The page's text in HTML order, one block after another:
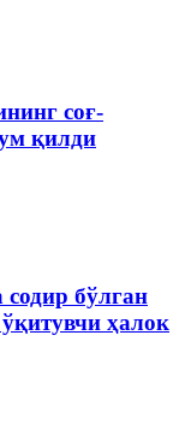
соғ-
қилди
бўлган
ҳалок